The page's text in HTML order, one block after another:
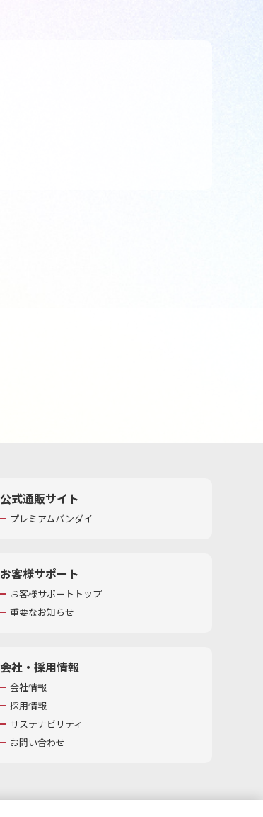
公式通販サイト
プレミアムバンダイ
お客様サポート
お客様サポートトップ
重要なお知らせ
会社・採用情報
会社情報
採用情報
サステナビリティ
お問い合わせ